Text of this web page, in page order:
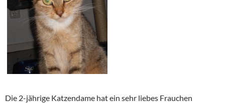
Die 2-jährige Katzendame hat ein sehr liebes Frauchen